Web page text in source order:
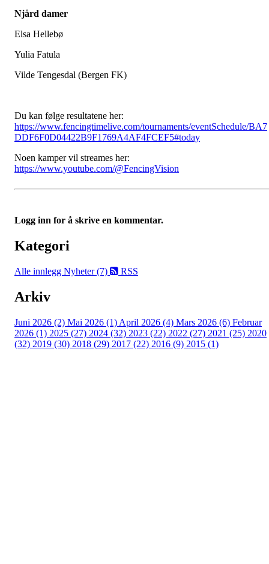
Njård damer
Elsa Hellebø
Yulia Fatula
Vilde Tengesdal (Bergen FK)
Du kan følge resultatene her:
https://www.fencingtimelive.com/tournaments/eventSchedule/BA7
DDF6F0D04422B9F1769A4AF4FCEF5#today
Noen kamper vil streames her:
https://www.youtube.com/@FencingVision
Logg inn for å skrive en kommentar.
Kategori
Alle innlegg Nyheter (7) RSS
Arkiv
Juni 2026 (2) Mai 2026 (1) April 2026 (4) Mars 2026 (6) Februar
2026 (1) 2025 (27) 2024 (32) 2023 (22) 2022 (27) 2021 (25) 2020
(32) 2019 (30) 2018 (29) 2017 (22) 2016 (9) 2015 (1)